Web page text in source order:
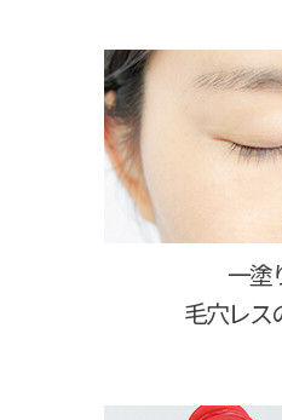
一塗
毛穴レス